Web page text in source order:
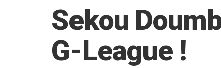
Sekou
G-League !